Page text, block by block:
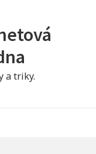
a triky.